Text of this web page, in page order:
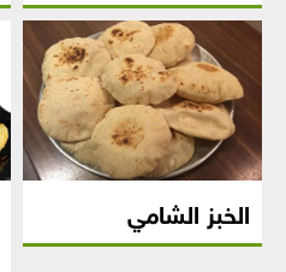
الخبز الشامي